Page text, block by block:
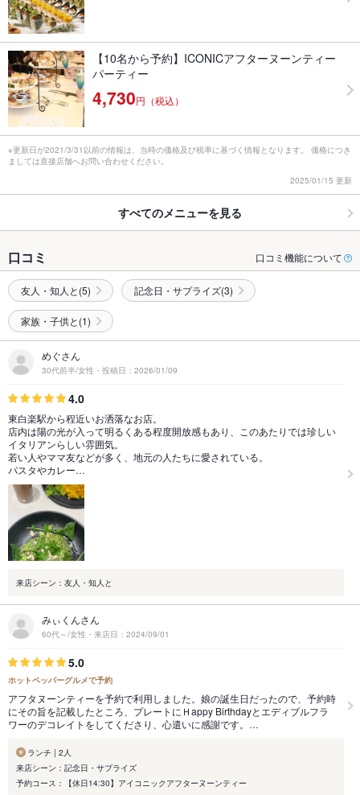
【10名から予約】ICONICアフターヌーンティー
パーティー
4,730円（税込）
※更新日が2021/3/31以前の情報は、当時の価格及び税率に基づく情報となります。 価格につき
ましては直接店舗へお問い合わせください。
2025/01/15 更新
すべてのメニューを見る
口コミ 口コミ機能について
友人・知人と(5) 記念日・サプライズ(3)
家族・子供と(1)
めぐさん
30代前半/女性・投稿日：2026/01/09
4.0
東白楽駅から程近いお洒落なお店。
店内は陽の光が入って明るくある程度開放感もあり、このあたりでは珍しい
イタリアンらしい雰囲気。
若い人やママ友などが多く、地元の人たちに愛されている。
パスタやカレー…
来店シーン：友人・知人と
みぃくんさん
60代～/女性・来店日：2024/09/01
5.0
ホットペッパーグルメで予約
アフタヌーンティーを予約で利用しました。娘の誕生日だったので、予約時
にその旨を記載したところ、プレートにＨappy Birthdayとエディブルフラ
ワーのデコレイトをしてくださり、心遣いに感謝です。…
ランチ | 2人
来店シーン：記念日・サプライズ
予約コース：【休日14:30】アイコニックアフターヌーンティー